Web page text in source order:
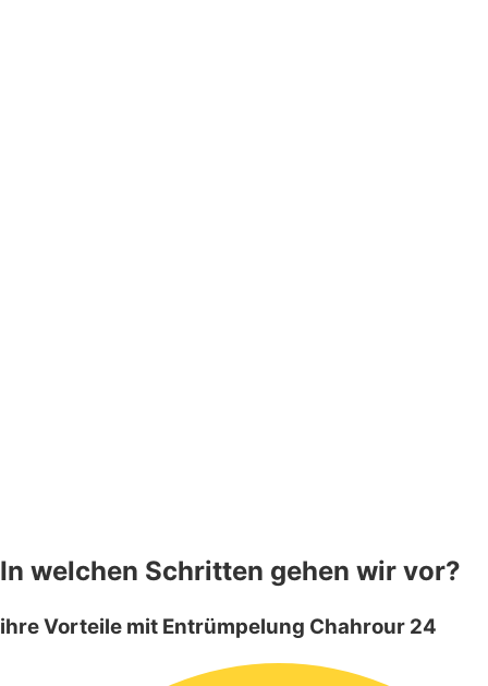
In welchen Schritten gehen wir vor?
ihre Vorteile mit Entrümpelung Chahrour 24